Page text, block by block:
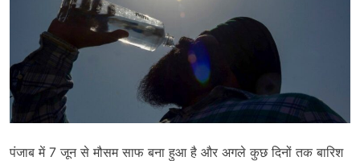
पंजाब में 7 जून से मौसम साफ बना हुआ है और अगले कुछ दिनों तक बारिश